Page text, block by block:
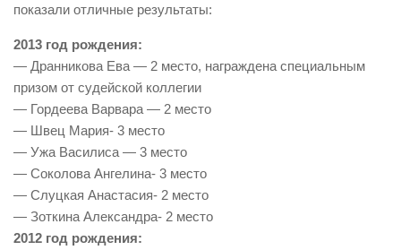
показали отличные результаты:
2013 год рождения:
— Дранникова Ева — 2 место, награждена специальным
призом от судейской коллегии
— Гордеева Варвара — 2 место
— Швец Мария- 3 место
— Ужа Василиса — 3 место
— Соколова Ангелина- 3 место
— Слуцкая Анастасия- 2 место
— Зоткина Александра- 2 место
2012 год рождения: